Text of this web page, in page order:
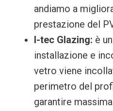
andiamo a
prestazione del
I-tec Glazing: è
installazione e
vetro viene
perimetro del
garantire